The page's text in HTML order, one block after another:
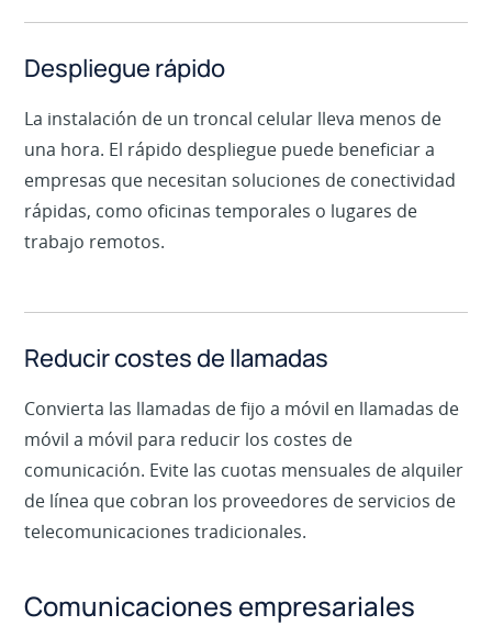
Despliegue rápido
La instalación de un troncal celular lleva menos de
una hora. El rápido despliegue puede beneficiar a
empresas que necesitan soluciones de conectividad
rápidas, como oficinas temporales o lugares de
trabajo remotos.
Reducir costes de llamadas
Convierta las llamadas de fijo a móvil en llamadas de
móvil a móvil para reducir los costes de
comunicación. Evite las cuotas mensuales de alquiler
de línea que cobran los proveedores de servicios de
telecomunicaciones tradicionales.
Comunicaciones empresariales